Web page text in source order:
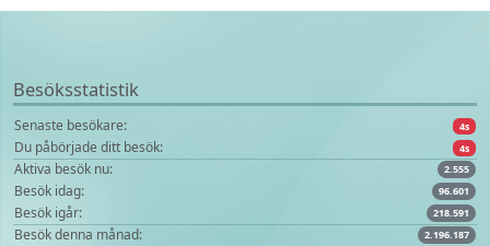
Besöksstatistik
Senaste besökare: 4s
Du påbörjade ditt besök: 4s
Aktiva besök nu: 2.555
Besök idag: 96.601
Besök igår: 218.591
Besök denna månad: 2.196.187